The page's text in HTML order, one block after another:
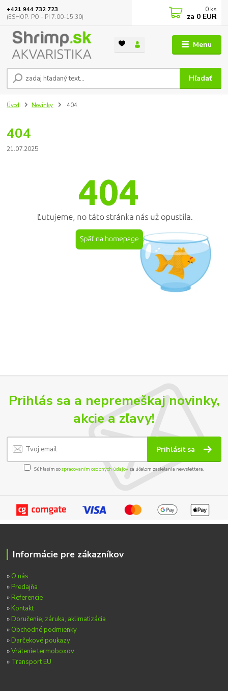
Menu
Hľadať
+421 944 732 723
(ESHOP: PO - PI 7:00-15:30)
0 ks
za 0 EUR
Úvod Novinky 404
404
21.07.2025
Prihlás sa a nepremeškaj novinky,
akcie a zľavy!
Prihlásiť sa
Súhlasím sospracovaním osobných údajov za účelom zasielania newslettera.
Informácie pre zákazníkov
» O nás
» Predajňa
» Referencie
» Kontakt
» Doručenie, záruka, aklimatizácia
» Obchodné podmienky
» Darčekové poukazy
»Vrátenie termoboxov
» Transport EU